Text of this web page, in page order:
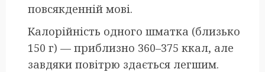
повсякденній мові.
Калорійність одного шматка (близько
150 г) — приблизно 360–375 ккал, але
завдяки повітрю здається легшим.